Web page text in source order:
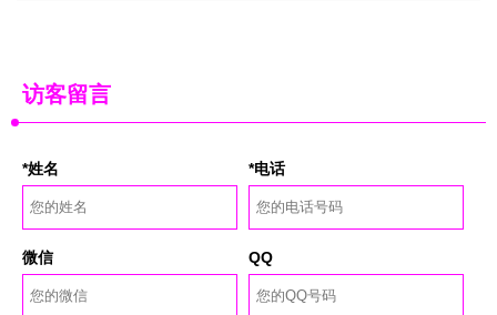
访客留言
*姓名 *电话
微信 QQ